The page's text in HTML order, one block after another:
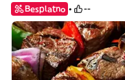
Besplatno --